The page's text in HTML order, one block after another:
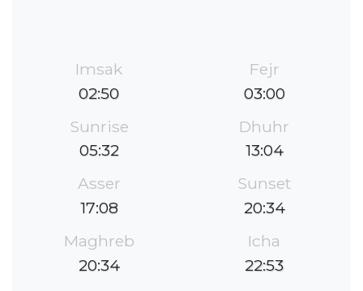
Imsak
02:50
Fejr
03:00
Sunrise
05:32
Dhuhr
13:04
Asser
17:08
Sunset
20:34
Maghreb
20:34
Icha
22:53